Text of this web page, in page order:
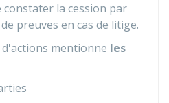
la cession par
preuves en cas de litige.
mentionne les